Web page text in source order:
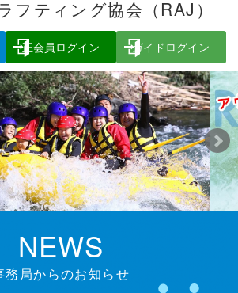
フティング協会（RAJ）
正会員ログイン ガイドログイン
NEWS
務局からのお知らせ